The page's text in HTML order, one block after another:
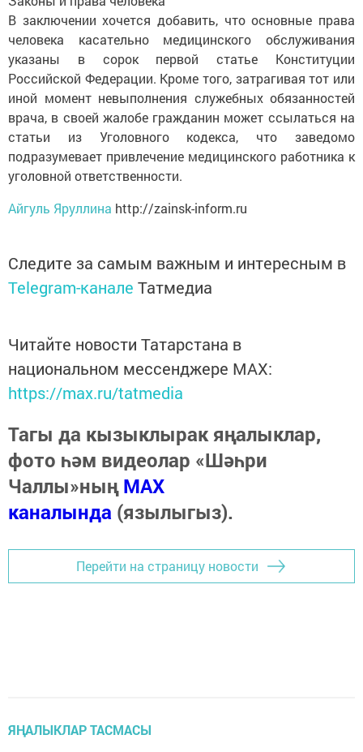
В заключении хочется добавить, что основные права
человека касательно медицинского обслуживания
указаны в сорок первой статье Конституции
Российской Федерации. Кроме того, затрагивая тот или
иной момент невыполнения служебных обязанностей
врача, в своей жалобе гражданин может ссылаться на
статьи из Уголовного кодекса, что заведомо
подразумевает привлечение медицинского работника к
уголовной ответственности.
Айгуль Яруллина http://zainsk-inform.ru
Следите за самым важным и интересным в
Telegram-канале Татмедиа
Читайте новости Татарстана в
национальном мессенджере MАХ:
https://max.ru/tatmedia
Тагы да кызыклырак яңалыклар,
фото һәм видеолар «Шәһри
Чаллы»ныңMAX
каналында (язылыгыз).
Перейти на страницу новости
ЯҢАЛЫКЛАР ТАСМАСЫ